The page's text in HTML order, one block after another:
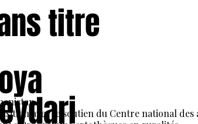
titre
avec le soutien du Centre national des